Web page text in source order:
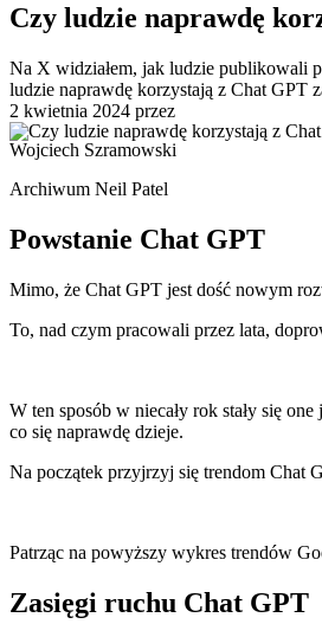
Czy ludzie naprawdę
Na X widziałem, jak ludzie publikowali
ludzie naprawdę korzystają z Chat GPT
2 kwietnia 2024 przez
Wojciech Szramowski
Archiwum Neil Patel
Powstanie Chat GPT
Mimo, że Chat GPT jest dość nowym
To, nad czym pracowali przez lata,
W ten sposób w niecały rok stały się
co się naprawdę dzieje.
Na początek przyjrzyj się trendom Chat
Patrząc na powyższy wykres trendów
Zasięgi ruchu Chat GPT